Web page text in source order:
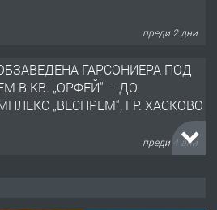
преди 4 дни
ОБЗАВЕДЕН И
ТРИСТАЕН
В ЦЕНТЪРА НА ГР.
преди 5 дни